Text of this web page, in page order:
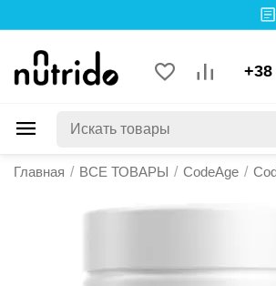
+38
Главная / ВСЕ ТОВАРЫ / CodeAge /